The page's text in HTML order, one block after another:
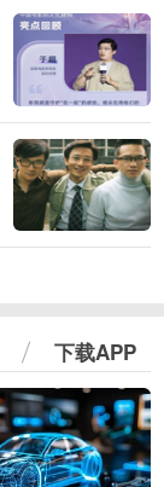
下载APP